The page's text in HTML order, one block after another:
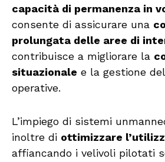
capacità di permanenza in
consente di assicurare una
prolungata delle aree di
contribuisce a migliorare la
situazionale e la gestione
operative.
L’impiego di sistemi
inoltre di ottimizzare
affiancando i velivoli pilotati